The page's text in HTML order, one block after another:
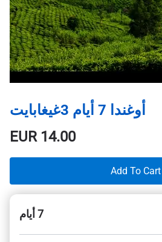
أوغندا 7 أيام 3غيغابايت
EUR14.00
Add To Cart
7 أيام